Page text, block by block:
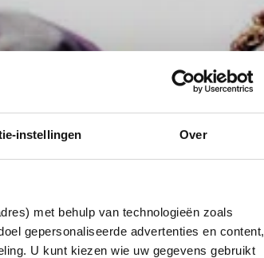
instellingen Over
met behulp van technologieën zoals
gepersonaliseerde advertenties en content,
U kunt kiezen wie uw gegevens gebruikt